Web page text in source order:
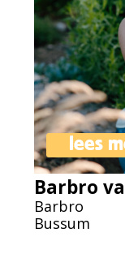
lees
Barbro
Barbro
Bussum